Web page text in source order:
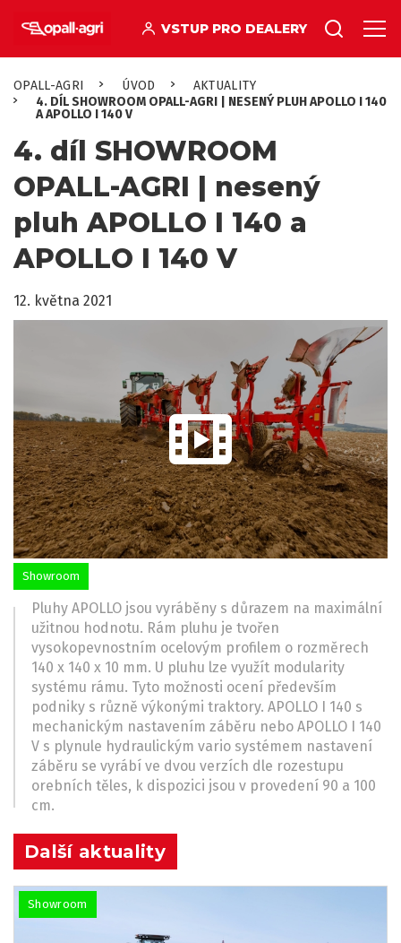
VSTUP PRO DEALERY
OPALL-AGRI ÚVOD
AKTUALITY
4. DÍL SHOWROOM OPALL-AGRI | NESENÝ PLUH APOLLO I 140
A APOLLO I 140 V
4. díl SHOWROOM
OPALL-AGRI | nesený
pluh APOLLO I 140 a
APOLLO I 140 V
12. května 2021
Showroom
Pluhy APOLLO jsou vyráběny s důrazem na maximální
užitnou hodnotu. Rám pluhu je tvořen
vysokopevnostním ocelovým profilem o rozměrech
140 x 140 x 10 mm. U pluhu lze využít modularity
systému rámu. Tyto možnosti ocení především
podniky s různě výkonými traktory. APOLLO I 140 s
mechanickým nastavením záběru nebo APOLLO I 140
V s plynule hydraulickým vario systémem nastavení
záběru se vyrábí ve dvou verzích dle rozestupu
orebních těles, k dispozici jsou v provedení 90 a 100
cm.
Další aktuality
Showroom